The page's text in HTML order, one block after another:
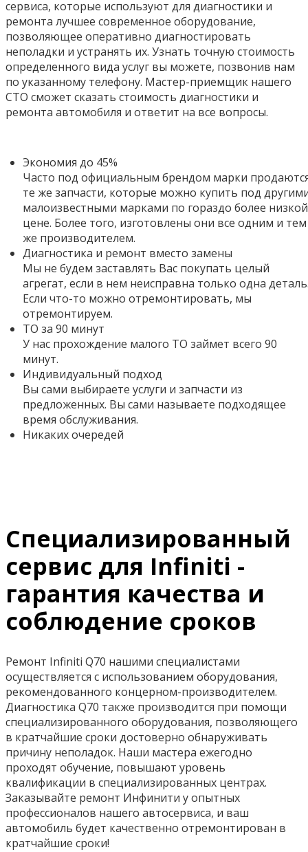
сервиса, которые используют для диагностики и
ремонта лучшее современное оборудование,
позволяющее оперативно диагностировать
неполадки и устранять их. Узнать точную стоимость
определенного вида услуг вы можете, позвонив нам
по указанному телефону. Мастер-приемщик нашего
СТО сможет сказать стоимость диагностики и
ремонта автомобиля и ответит на все вопросы.
Экономия до 45%
Часто под официальным брендом марки
те же запчасти, которые можно купить под
малоизвестными марками по гораздо более низкой
цене. Более того, изготовлены они все одним и тем
же производителем.
Диагностика и ремонт вместо замены
Мы не будем заставлять Вас покупать целый
агрегат, если в нем неисправна только одна
Если что-то можно отремонтировать, мы
отремонтируем.
ТО за 90 минут
У нас прохождение малого ТО займет всего 90
минут.
Индивидуальный подход
Вы сами выбираете услуги и запчасти из
предложенных. Вы сами называете подходящее
время обслуживания.
Никаких очередей
Специализированный
сервис для Infiniti -
гарантия качества и
соблюдение сроков
Ремонт Infiniti Q70 нашими специалистами
осуществляется с использованием оборудования,
рекомендованного концерном-производителем.
Диагностика Q70 также производится при помощи
специализированного оборудования, позволяющего
в кратчайшие сроки достоверно обнаруживать
причину неполадок. Наши мастера ежегодно
проходят обучение, повышают уровень
квалификации в специализированных центрах.
Заказывайте ремонт Инфинити у опытных
профессионалов нашего автосервиса, и ваш
автомобиль будет качественно отремонтирован в
кратчайшие сроки!